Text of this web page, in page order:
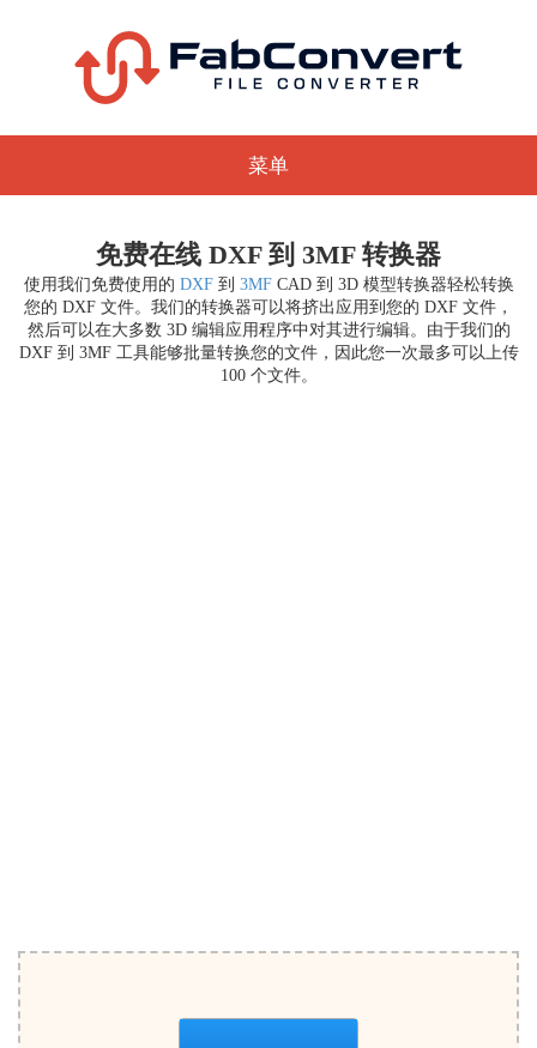
菜单
免费在线 DXF 到 3MF 转换器
使用我们免费使用的 DXF到 3MFCAD 到 3D 模型转换器轻松转换
您的 DXF 文件。我们的转换器可以将挤出应用到您的 DXF 文件，
然后可以在大多数 3D 编辑应用程序中对其进行编辑。由于我们的
DXF 到 3MF 工具能够批量转换您的文件，因此您一次最多可以上传
100 个文件。